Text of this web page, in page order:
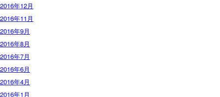
2016年12月
2016年11月
2016年9月
2016年8月
2016年7月
2016年6月
2016年4月
2016年1月